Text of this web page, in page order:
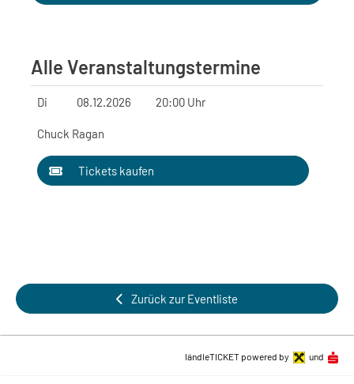
Alle Veranstaltungstermine
Di 08.12.2026 20:00 Uhr
Chuck Ragan
Tickets kaufen
Zurück zur Eventliste
ländleTICKET powered by und